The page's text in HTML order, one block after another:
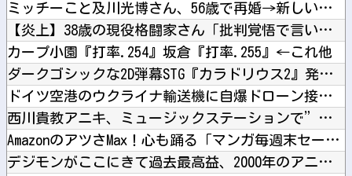
ミッチーこと及川光博さん、56歳で再婚→新しい命まで授かるｗ...
【炎上】38歳の現役格闘家さん「批判覚悟で言います。19歳の...
カープ小園『打率.254』坂倉『打率.255』←これ他
ダークゴシックな2D弾幕STG『カラドリウス2』発売決定！他
ドイツ空港のウクライナ輸送機に自爆ドローン接近、見つけた空港...
西川貴教アニキ、ミュージックステーションで”魅惑のマーメイド...
AmazonのアツさMax！心も踊る「マンガ毎週末セール（5...
デジモンがここにきて過去最高益、2000年のアニメ放送当時を...